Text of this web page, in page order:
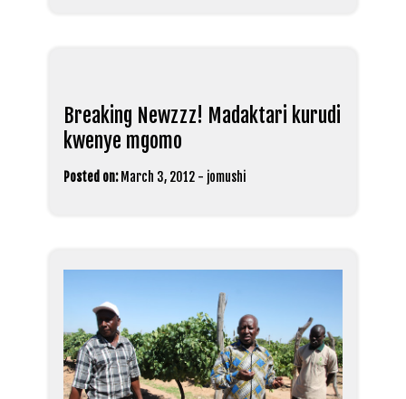
Breaking Newzzz! Madaktari kurudi
kwenye mgomo
Posted on: March 3, 2012 - jomushi